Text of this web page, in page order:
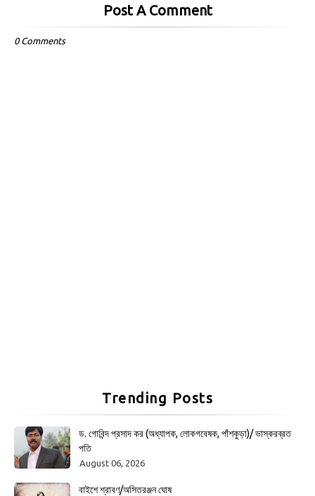
Post A Comment
0 Comments
Trending Posts
ড. গোবিন্দ প্রসাদ কর (অধ্যাপক, লোকগবেষক, পাঁশকুড়া)/ ভাস্করব্রত
পতি
August 06, 2026
বাইশে শ্রাবণ/অসিতরঞ্জন ঘোষ